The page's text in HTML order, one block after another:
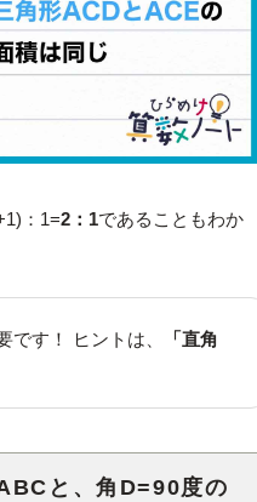
：1=2：1であることもわか
す！ ヒントは、
「直角
と、角D=90度の